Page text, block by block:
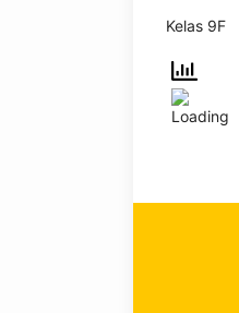
Kelas 9F